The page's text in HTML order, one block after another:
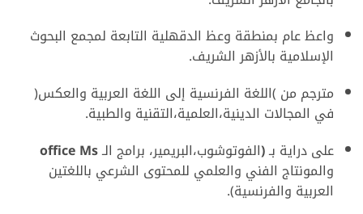
واعظ عام بمنطقة وعظ الدقهلية التابعة لمجمع البحوث
الإسلامية بالأزهر الشريف.
مترجم من )اللغة الفرنسية إلى اللغة العربية والعكس(
في المجالات الدينية،العلمية،التقنية والطبية.
على دراية بـ(الفوتوشوب،البريمير، برامج الـ officeMs
والمونتاج الفني والعلمي للمحتوى الشرعي باللغتين
العربية والفرنسية).